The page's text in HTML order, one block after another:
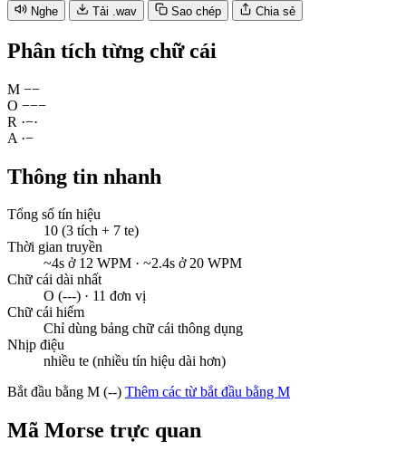
Nghe Tải .wav Sao chép Chia sẻ
Phân tích từng chữ cái
M −−
O −−−
R ·−·
A ·−
Thông tin nhanh
Tổng số tín hiệu
10 (3 tích + 7 te)
Thời gian truyền
~4s ở 12 WPM · ~2.4s ở 20 WPM
Chữ cái dài nhất
O (---) · 11 đơn vị
Chữ cái hiếm
Chỉ dùng bảng chữ cái thông dụng
Nhịp điệu
nhiều te (nhiều tín hiệu dài hơn)
Bắt đầu bằng M (--) Thêm các từ bắt đầu bằng M
Mã Morse trực quan